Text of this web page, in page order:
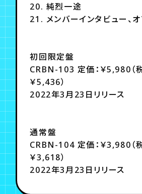
20. 純烈一途
21. メンバーインタビュー、オ
初回限定盤
CRBN-103 定価：￥5,980（
￥5,436）
2022年3月23日リリース
通常盤
CRBN-104 定価：￥3,980（
￥3,618）
2022年3月23日リリース